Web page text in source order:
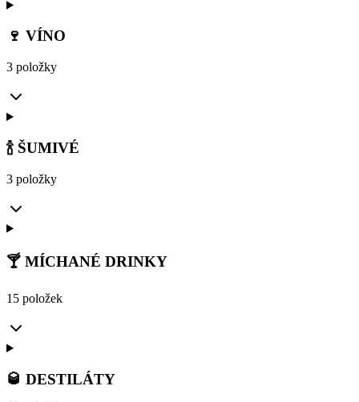
🍷 VÍNO
3 položky
🍾 ŠUMIVÉ
3 položky
🍸 MÍCHANÉ DRINKY
15 položek
🥃 DESTILÁTY